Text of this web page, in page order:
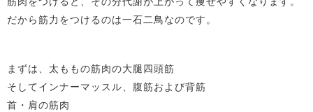
だから筋力をつけるのは一石二鳥なのです。
まずは、太ももの筋肉の大腿四頭筋
そしてインナーマッスル、腹筋および背筋
首・肩の筋肉